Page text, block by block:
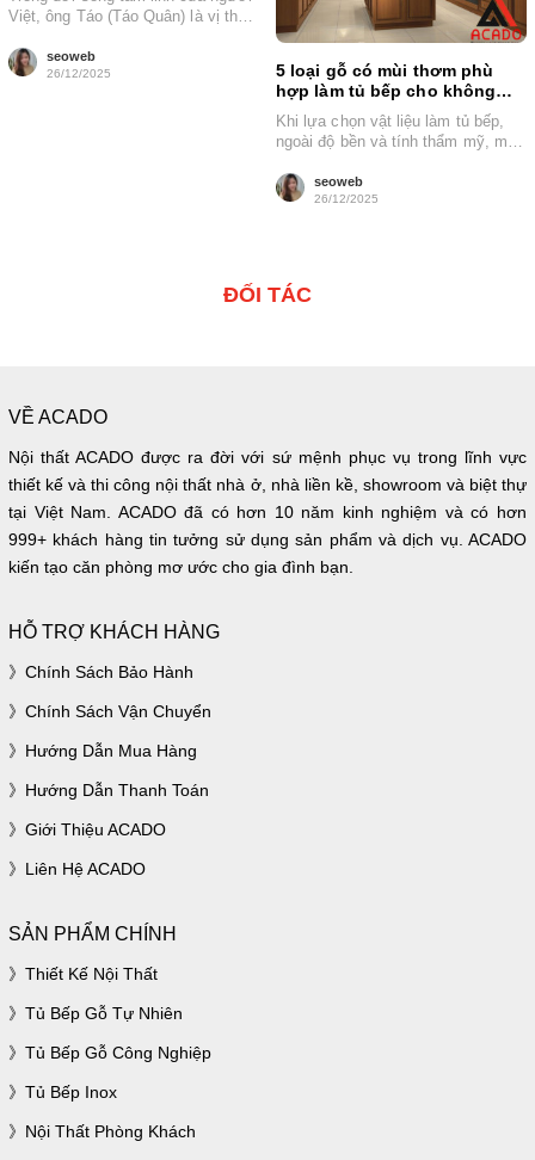
Việt, ông Táo (Táo Quân) là vị thần
seoweb
26/12/2025
5 loại gỗ có mùi thơm phù
hợp làm tủ bếp cho không
gian sống dễ chịu
Khi lựa chọn vật liệu làm tủ bếp,
ngoài độ bền và tính thẩm mỹ, mùi
seoweb
26/12/2025
ĐỐI TÁC
VỀ ACADO
Nội thất ACADO được ra đời với sứ mệnh phục vụ trong lĩnh vực
thiết kế và thi công nội thất nhà ở, nhà liền kề, showroom và biệt thự
tại Việt Nam. ACADO đã có hơn 10 năm kinh nghiệm và có hơn
999+ khách hàng tin tưởng sử dụng sản phẩm và dịch vụ. ACADO
kiến tạo căn phòng mơ ước cho gia đình bạn.
HỖ TRỢ KHÁCH HÀNG
Chính Sách Bảo Hành
Chính Sách Vận Chuyển
Hướng Dẫn Mua Hàng
Hướng Dẫn Thanh Toán
Giới Thiệu ACADO
Liên Hệ ACADO
SẢN PHẨM CHÍNH
Thiết Kế Nội Thất
Tủ Bếp Gỗ Tự Nhiên
Tủ Bếp Gỗ Công Nghiệp
Tủ Bếp Inox
Nội Thất Phòng Khách